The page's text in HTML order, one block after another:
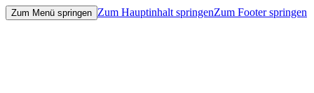
Zum Menü springen Zum Hauptinhalt springenZum Footer springen